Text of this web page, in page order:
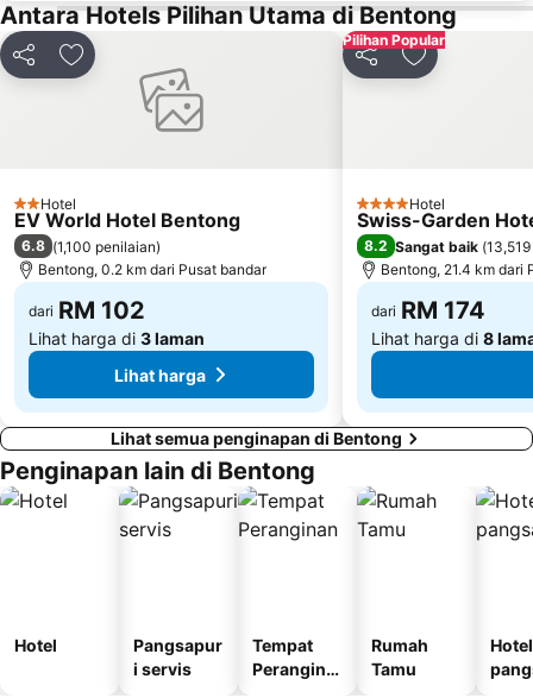
Kepong Forestry Park - FRIM
Sultan Abdul Samad Building
Masjid Negara
Little India
Kuala Lumpur Golf & Country Club
KL Festival City
Lapangan Terbang Genting
Muzium Negara
Old Central Station
Antara Hotels Pilihan Utama di Bentong
Kongsi Tambah ke favorit
2 Bintang
Hotel
EV World Hotel Bentong
6.8 (1,100 penilaian)
Bentong, 0.2 km dari Pusat bandar
dari RM 102
Lihat harga di 3 laman
Lihat harga
Pilihan Popular
Kongsi Tambah ke
4 Bintang
Hotel
Swiss-Garden
8.2 Sangat baik (
Bentong, 21.4 km dari
dari RM 174
Lihat harga di 8
Lihat semua penginapan di Bentong
Penginapan lain di Bentong
Hotel
Pangsapur
i servis
Tempat
Perangina
Rumah
Tamu
Hotel